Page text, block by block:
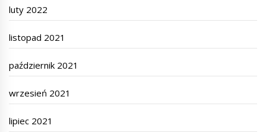
luty 2022
listopad 2021
październik 2021
wrzesień 2021
lipiec 2021